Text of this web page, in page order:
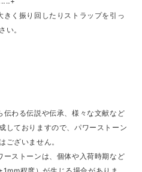
く振り回したりストラップを引っ
い。
わる伝説や伝承、様々な文献など
しておりますので、パワーストーン
ございません。
ストーンは、個体や入荷時期など